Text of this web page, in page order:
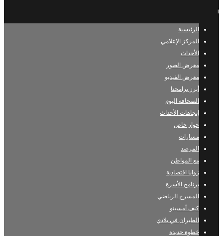
i
الرئيسية
المركز الإعلامي
الأحداث
معرض الصور
معرض الفيديو
أبرز برامجنا
الصحافة اليوم
إتجاهات الأحداث
حوار خاص
مسارات
المرصد
مع المواطن
زوايا اقتصادية
برنامج الأسرة
المسرح الرياضي
كيف أمسيتو
الطيران في بلادي
خطوة جديدة